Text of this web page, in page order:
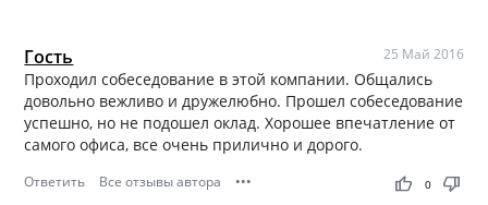
Гость 25 Май 2016
Проходил собеседование в этой компании. Общались
довольно вежливо и дружелюбно. Прошел собеседование
успешно, но не подошел оклад. Хорошее впечатление от
самого офиса, все очень прилично и дорого.
Ответить Все отзывы автора ••• thumb_up thumb_down
0